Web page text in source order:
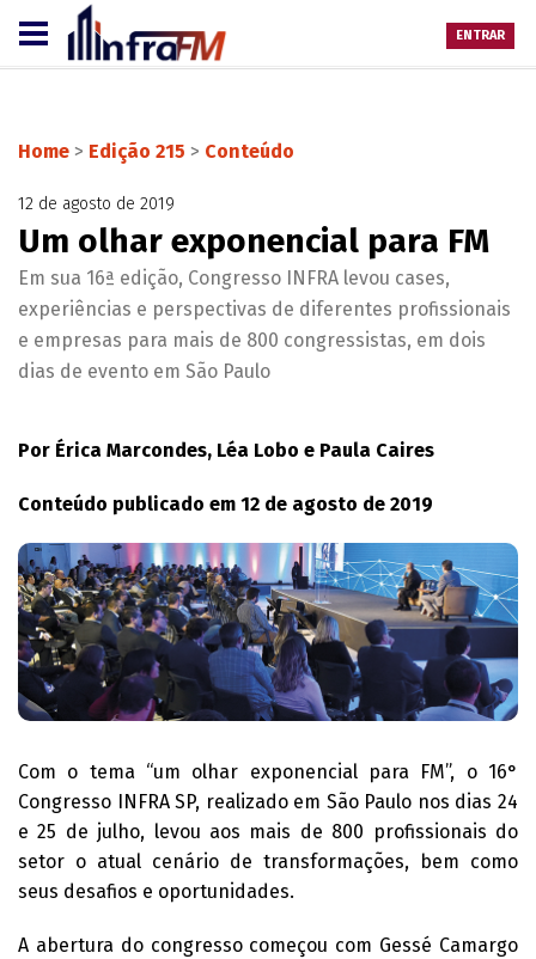
ENTRAR
Home > Edição 215 > Conteúdo
12 de agosto de 2019
Um olhar exponencial para FM
Em sua 16ª edição, Congresso INFRA levou cases,
experiências e perspectivas de diferentes profissionais
e empresas para mais de 800 congressistas, em dois
dias de evento em São Paulo
Por Érica Marcondes, Léa Lobo e Paula Caires
Conteúdo publicado em 12 de agosto de 2019
Com o tema “um olhar exponencial para FM”, o 16°
Congresso INFRA SP, realizado em São Paulo nos dias 24
e 25 de julho, levou aos mais de 800 profissionais do
setor o atual cenário de transformações, bem como
seus desafios e oportunidades.
A abertura do congresso começou com Gessé Camargo